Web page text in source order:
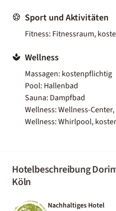
Sport und Aktivitäten
Fitness: Fitnessraum,
Wellness
Massagen: kostenpflichtig
Pool: Hallenbad
Sauna: Dampfbad
Wellness: Wellness-
Wellness: Whirlpool,
Hotelbeschreibung
Köln
Nachhaltiges Hotel